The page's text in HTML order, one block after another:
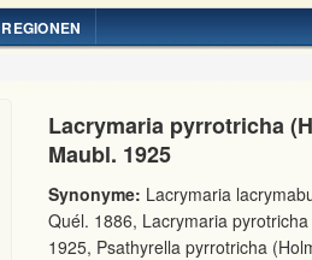
REGIONEN
Lacrymaria pyrrotricha
Maubl. 1925
Synonyme: Lacrymaria
Quél. 1886, Lacrymaria
1925, Psathyrella pyrrotricha